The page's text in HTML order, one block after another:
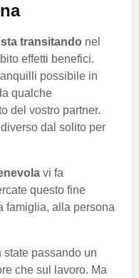
transitando nel
effetti benefici.
possibile in
qualche
del vostro partner.
dal solito per
vi fa
questo fine
famiglia, alla persona
passando un
che sul lavoro. Ma